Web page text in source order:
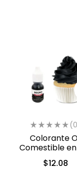
Colorante
Comestible
Negro 10 ml
$12.08